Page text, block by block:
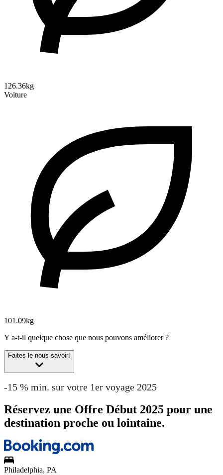
126.36kg
Voiture
101.09kg
Y a-t-il quelque chose que nous pouvons améliorer ?
Faites le nous savoir!
-15 % min. sur votre 1er voyage 2025
Réservez une Offre Début 2025 pour une
destination proche ou lointaine.
Philadelphia, PA